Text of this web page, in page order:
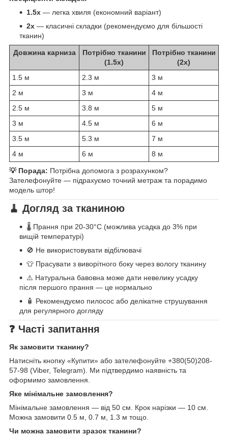
1.5x — легка хвиля (економний варіант)
2x — класичні складки (рекомендуємо для більшості
тканин)
Довжина карниза
Потрібно тканини
(1.5x)
Потрібно тканини
(2x)
1.5 м
2.3 м
3 м
2 м
3 м
4 м
2.5 м
3.8 м
5 м
3 м
4.5 м
6 м
3.5 м
5.3 м
7 м
4 м
6 м 8 м
💡 Порада: Потрібна допомога з розрахунком?
Зателефонуйте — підрахуємо точний метраж та порадимо
модель штор!
🧹 Догляд за тканиною
🌡️ Прання при 20-30°C (можлива усадка до 3% при
вищій температурі)
🚫 Не використовувати відбілювачі
👕 Прасувати з виворітного боку через вологу тканину
⚠️ Натуральна бавовна може дати невелику усадку
після першого прання — це нормально
🧴 Рекомендуємо пилосос або делікатне струшування
для регулярного догляду
❓ Часті запитання
Як замовити тканину?
Натисніть кнопку «Купити» або зателефонуйте +380(50)208-
57-98 (Viber, Telegram). Ми підтвердимо наявність та
оформимо замовлення.
Яке мінімальне замовлення?
Мінімальне замовлення — від 50 см. Крок нарізки — 10 см.
Можна замовити 0.5 м, 0.7 м, 1.3 м тощо.
Чи можна замовити зразок тканини?